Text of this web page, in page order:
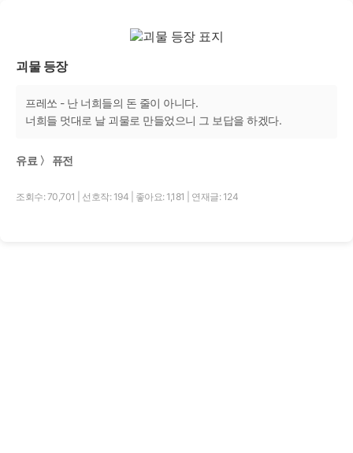
괴물 등장
프레쏘 - 난 너희들의 돈 줄이 아니다.
너희들 멋대로 날 괴물로 만들었으니 그 보답을 하겠다.
유료 〉 퓨전
조회수: 70,701 선호작: 194 좋아요: 1,181 연재글: 124